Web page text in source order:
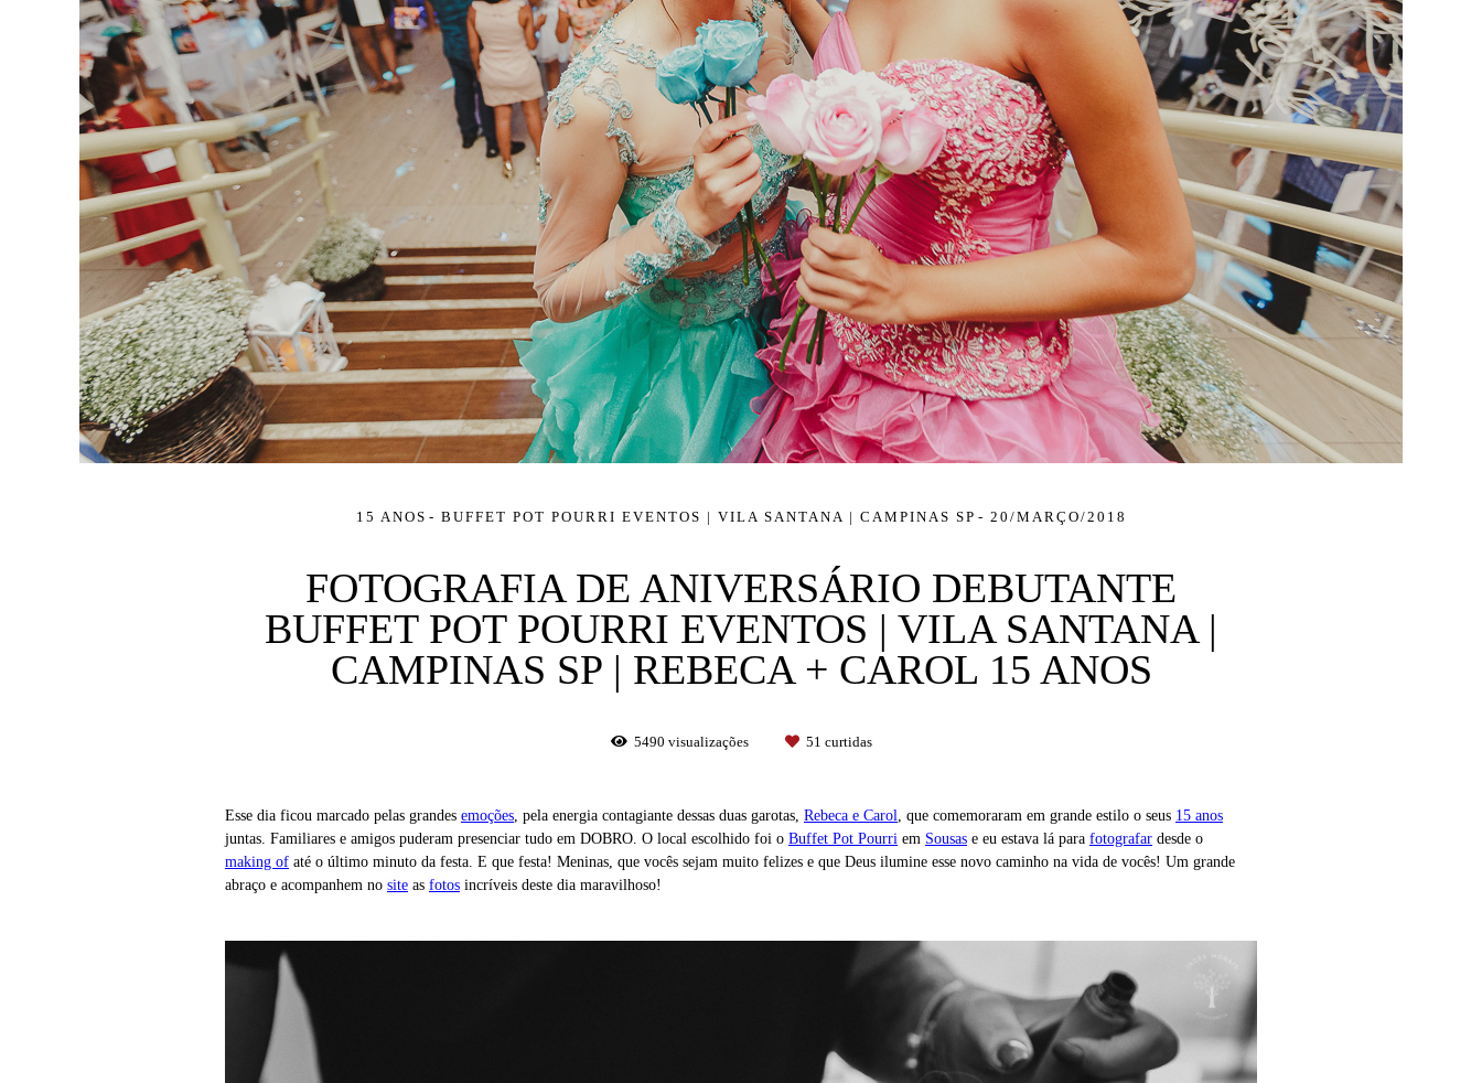
15 ANOS BUFFET POT POURRI EVENTOS | VILA SANTANA | CAMPINAS SP 20/MARÇO/2018
FOTOGRAFIA DE ANIVERSÁRIO DEBUTANTE
BUFFET POT POURRI EVENTOS | VILA SANTANA |
CAMPINAS SP | REBECA + CAROL 15 ANOS
5490 visualizações 51 curtidas
Esse dia ficou marcado pelas grandes emoções , pela energia contagiante dessas duas garotas, Rebeca e Carol , que comemoraram em grande estilo o seus 15 anos
juntas. Familiares e amigos puderam presenciar tudo em DOBRO. O local escolhido foi o Buffet Pot Pourri em Sousas e eu estava lá para fotografar desde o
making of até o último minuto da festa. E que festa! Meninas, que vocês sejam muito felizes e que Deus ilumine esse novo caminho na vida de vocês! Um grande
abraço e acompanhem no site as fotos incríveis deste dia maravilhoso!